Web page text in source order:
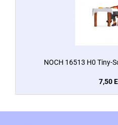
NOCH 16513 H0 Tiny-
7,50